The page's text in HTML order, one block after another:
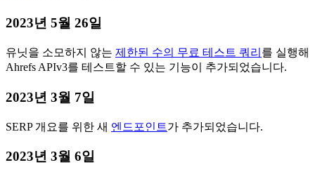
2023년 5월 26일
유닛을 소모하지 않는 제한된 수의 무료 테스트 쿼리 를 실행해
Ahrefs APIv3를 테스트할 수 있는 기능이 추가되었습니다.
2023년 3월 7일
SERP 개요를 위한 새 엔드포인트가 추가되었습니다.
2023년 3월 6일